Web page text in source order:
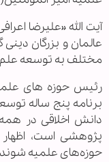
آیت الله «علیرضا
عالمان و بزرگان
مختلف به توسعه علم
رئیس حوزه های
برنامه پنج ساله
دانش اخلاقی در
پژوهشی است،
حوزه‌های علمیه شوند